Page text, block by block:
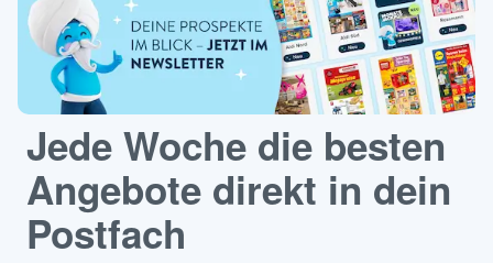
Jede Woche die besten
Angebote direkt in dein
Postfach